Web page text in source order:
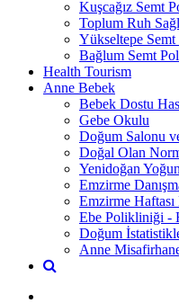
Kuşcağız Semt
Toplum Ruh
Yükseltepe
Bağlum Semt
Health Tourism
Anne Bebek
Bebek Dostu
Gebe Okulu
Doğum Salonu
Doğal Olan
Yenidoğan
Emzirme
Emzirme
Ebe Polikliniği -
Doğum
Anne